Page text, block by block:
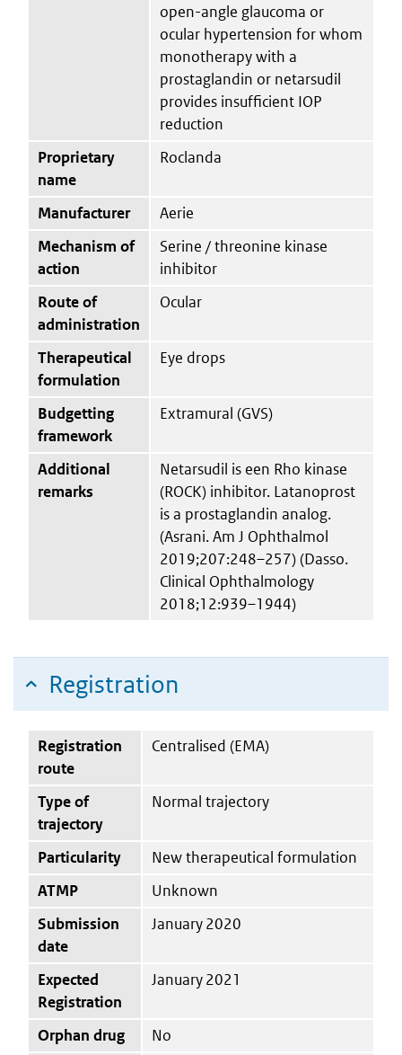
open-angle glaucoma or
ocular hypertension for whom
monotherapy with a
prostaglandin or netarsudil
provides insufficient IOP
reduction
Proprietary
name
Roclanda
Manufacturer
Aerie
Mechanism of
action
Serine / threonine kinase
inhibitor
Route of
administration
Ocular
Therapeutical
formulation
Eye drops
Budgetting
framework
Extramural (GVS)
Additional
remarks
Netarsudil is een Rho kinase
(ROCK) inhibitor. Latanoprost
is a prostaglandin analog.
(Asrani. Am J Ophthalmol
2019;207:248–257) (Dasso.
Clinical Ophthalmology
2018;12:939–1944)
Registration
Registration
route
Centralised (EMA)
Type of
trajectory
Normal trajectory
Particularity
New therapeutical formulation
ATMP
Unknown
Submission
date
January 2020
Expected
Registration
January 2021
Orphan drug
No